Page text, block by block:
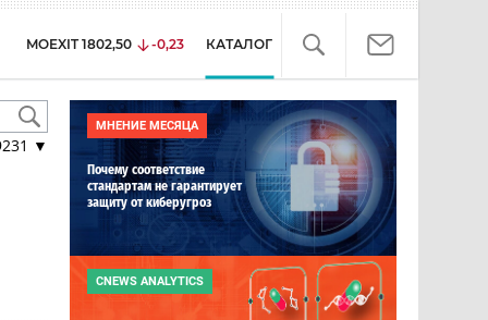
MOEXIT 1802,50 -0,23 КАТАЛОГ
▼
МНЕНИЕ МЕСЯЦА
Почему соответствие
стандартам не гарантирует
защиту от киберугроз
CNEWS ANALYTICS